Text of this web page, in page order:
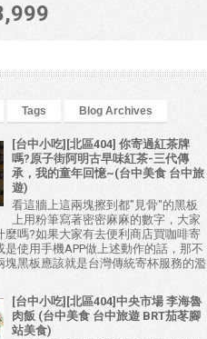
Tags Blog Archives
[台中小吃][北區404] 你寄過紅茶牌
嗎?原子街阿明古早味紅茶-三代傳
承，我的童年回憶~(台中美食 台中旅
遊)
看這牆上這兩塊擦到都"見骨"的黑板
上用粉筆寫著密密麻麻的數字，大家
麼嗎?如果大家有去便利商店買咖啡寄
是使用手機APP做上述動作的話，那不
塊黑板應該就是台灣傳統寄杯服務的濫
[台中小吃][北區404]中央市場 李海魯
肉飯 (台中美食 台中旅遊 BRT茄苳腳
站美食)